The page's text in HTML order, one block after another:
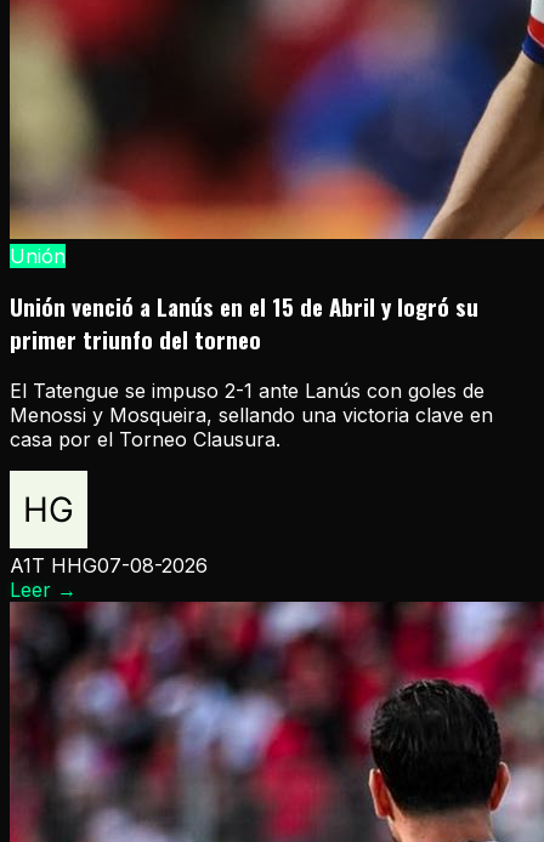
Unión
Unión venció a Lanús en el 15 de Abril y logró su
primer triunfo del torneo
El Tatengue se impuso 2-1 ante Lanús con goles de
Menossi y Mosqueira, sellando una victoria clave en
casa por el Torneo Clausura.
A1T HHG07-08-2026
Leer →